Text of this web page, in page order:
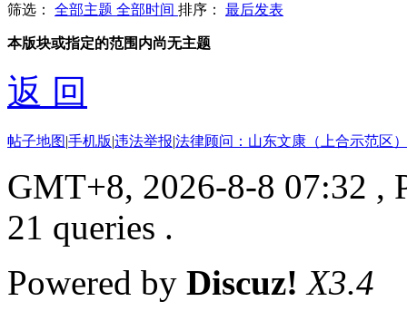
筛选： 全部主题 全部时间 排序： 最后发表
本版块或指定的范围内尚无主题
返 回
帖子地图|手机版|违法举报|法律顾问：山东文康（上合示范区
GMT+8, 2026-8-8 07:32 ,
21 queries .
Powered by Discuz! X3.4